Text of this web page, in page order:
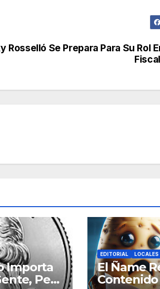
Rosselló Se Prepara Para Su Rol
Importa
Pero
EDITORIAL LOCALES
El Ñame